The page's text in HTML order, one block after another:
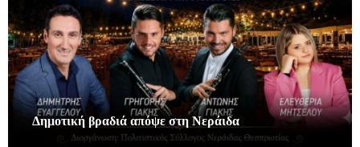
Δημοτική βραδιά απόψε στη Νεράιδα